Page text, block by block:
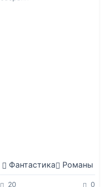
Фантастика Романы
20 0